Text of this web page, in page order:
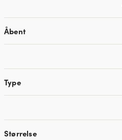
Åbent
Type
Størrelse